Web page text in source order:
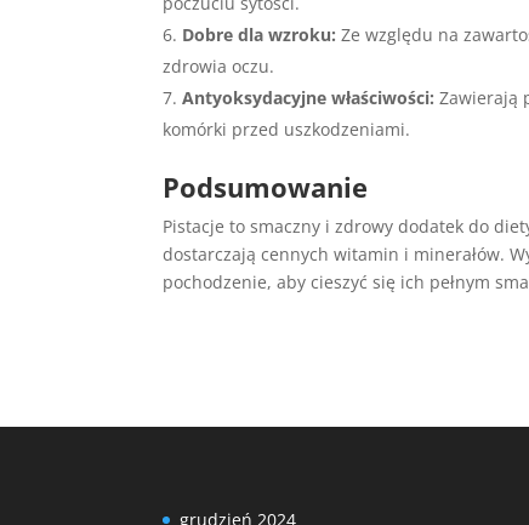
Dobre dla wzroku: Ze względu na
zdrowia oczu.
Antyoksydacyjne właściwości: Zawierają
komórki przed uszkodzeniami.
Podsumowanie
Pistacje to smaczny i zdrowy dodatek do
dostarczają cennych witamin i minerałów.
pochodzenie, aby cieszyć się ich pełnym
grudzień 2024